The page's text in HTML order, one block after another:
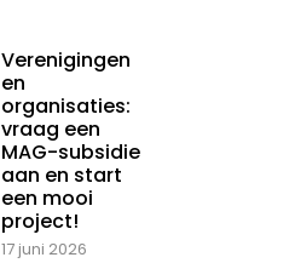
Verenigingen
en
organisaties:
vraag een
MAG-subsidie
aan en start
een mooi
project!
17 juni 2026